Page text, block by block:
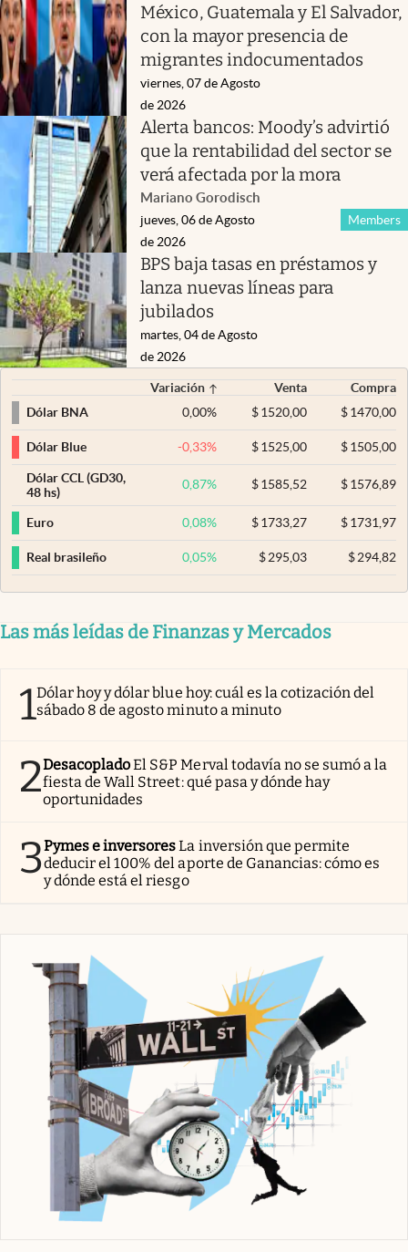
México, Guatemala y El Salvador,
con la mayor presencia de
migrantes indocumentados
viernes, 07 de Agosto
de 2026
Alerta bancos: Moody’s advirtió
que la rentabilidad del sector se
verá afectada por la mora
Mariano Gorodisch
Members
jueves, 06 de Agosto
de 2026
BPS baja tasas en préstamos y
lanza nuevas líneas para
jubilados
martes, 04 de Agosto
de 2026
Variación Venta
Compra
Dólar BNA
0,00% $ 1520,00 $1470,00
Dólar Blue -0,33% $ 1525,00 $1505,00
Dólar CCL (GD30,
48 hs)
0,87% $ 1585,52 $1576,89
Euro 0,08% $ 1733,27 $1731,97
Real brasileño 0,05% $ 295,03 $294,82
Las más leídas de Finanzas y Mercados
1Dólar hoy y dólar blue hoy: cuál es la cotización del
sábado 8 de agosto minuto a minuto
2DesacopladoEl S&P Merval todavía no se sumó a la
fiesta de Wall Street: qué pasa y dónde hay
oportunidades
3Pymes e inversoresLa inversión que permite
deducir el 100% del aporte de Ganancias: cómo es
y dónde está el riesgo